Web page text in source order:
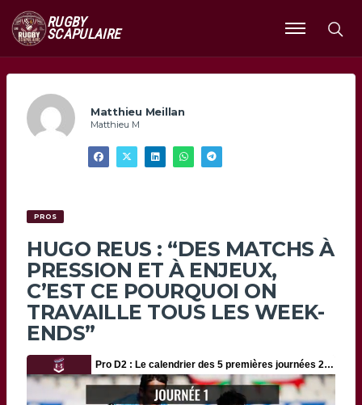
RUGBY
SCAPULAIRE
Ouvrir
le
Matthieu Meillan
Matthieu M
PROS
HUGO REUS : “DES MATCHS À
PRESSION ET À ENJEUX,
C’EST CE POURQUOI ON
TRAVAILLE TOUS LES WEEK-
ENDS”